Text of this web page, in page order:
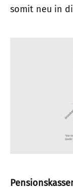
somit neu in